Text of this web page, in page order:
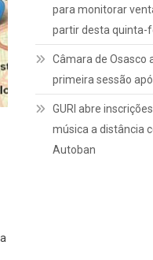
para monitorar
partir desta quinta-
Câmara de Osasco
primeira sessão
GURI abre
música a distância
Autoban